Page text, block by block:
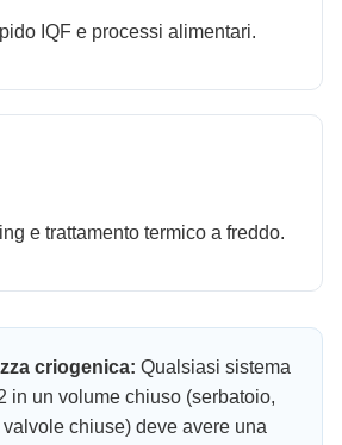
IQF e processi alimentari.
e trattamento termico a freddo.
criogenica: Qualsiasi sistema
in un volume chiuso (serbatoio,
chiuse) deve avere una